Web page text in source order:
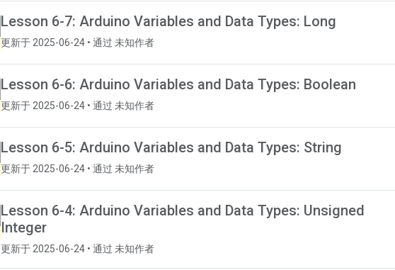
Lesson 6-7: Arduino Variables and Data Types: Long
更新于 2025-06-24 • 通过 未知作者
Lesson 6-6: Arduino Variables and Data Types: Boolean
更新于 2025-06-24 • 通过 未知作者
Lesson 6-5: Arduino Variables and Data Types: String
更新于 2025-06-24 • 通过 未知作者
Lesson 6-4: Arduino Variables and Data Types: Unsigned
Integer
更新于 2025-06-24 • 通过 未知作者